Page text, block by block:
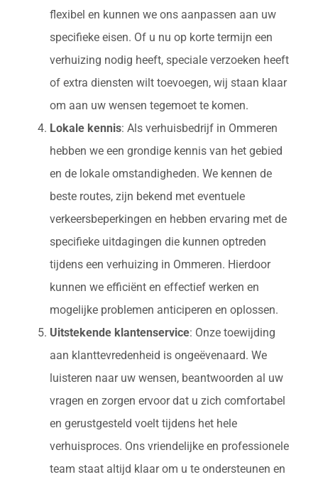
flexibel en kunnen we ons aanpassen aan uw
specifieke eisen. Of u nu op korte termijn een
verhuizing nodig heeft, speciale verzoeken heeft
of extra diensten wilt toevoegen, wij staan klaar
om aan uw wensen tegemoet te komen.
Lokale kennis: Als verhuisbedrijf in Ommeren
hebben we een grondige kennis van het gebied
en de lokale omstandigheden. We kennen de
beste routes, zijn bekend met eventuele
verkeersbeperkingen en hebben ervaring met de
specifieke uitdagingen die kunnen optreden
tijdens een verhuizing in Ommeren. Hierdoor
kunnen we efficiënt en effectief werken en
mogelijke problemen anticiperen en oplossen.
Uitstekende klantenservice: Onze toewijding
aan klanttevredenheid is ongeëvenaard. We
luisteren naar uw wensen, beantwoorden al uw
vragen en zorgen ervoor dat u zich comfortabel
en gerustgesteld voelt tijdens het hele
verhuisproces. Ons vriendelijke en professionele
team staat altijd klaar om u te ondersteunen en